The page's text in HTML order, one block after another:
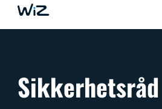
Sikkerhetsråd